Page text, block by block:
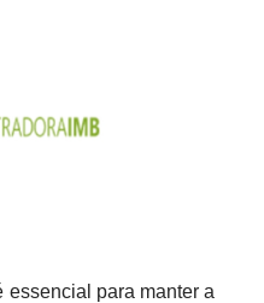
essencial para manter a